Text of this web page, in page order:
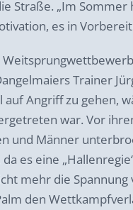
Straße. „Im
es in
Trainer
Angriff zu gehen,
war. Vor
und Männer
es eine
mehr die
den